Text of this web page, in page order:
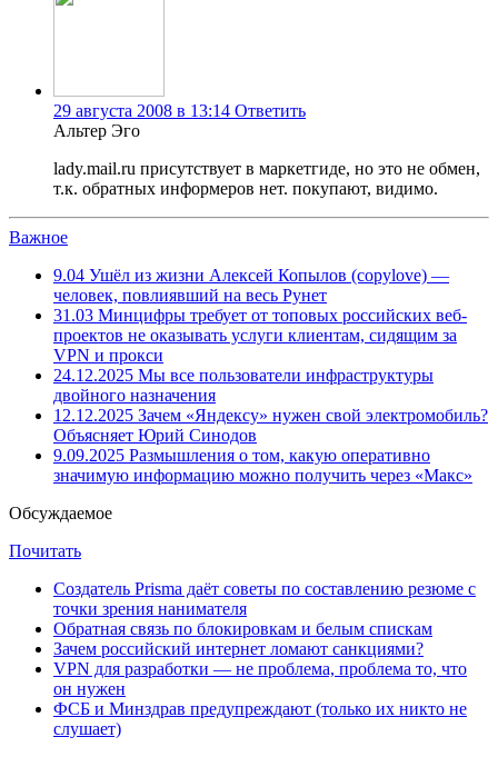
29 августа 2008 в 13:14 Ответить
Альтер Эго
lady.mail.ru присутствует в маркетгиде, но это не обмен,
т.к. обратных информеров нет. покупают, видимо.
Важное
9.04 Ушёл из жизни Алексей Копылов (copylove) —
человек, повлиявший на весь Рунет
31.03 Минцифры требует от топовых российских веб-
проектов не оказывать услуги клиентам, сидящим за
VPN и прокси
24.12.2025 Мы все пользователи инфраструктуры
двойного назначения
12.12.2025 Зачем «Яндексу» нужен свой электромобиль?
Объясняет Юрий Синодов
9.09.2025 Размышления о том, какую оперативно
значимую информацию можно получить через «Макс»
Обсуждаемое
Почитать
Создатель Prisma даёт советы по составлению резюме с
точки зрения нанимателя
Обратная связь по блокировкам и белым спискам
Зачем российский интернет ломают санкциями?
VPN для разработки — не проблема, проблема то, что
он нужен
ФСБ и Минздрав предупреждают (только их никто не
слушает)